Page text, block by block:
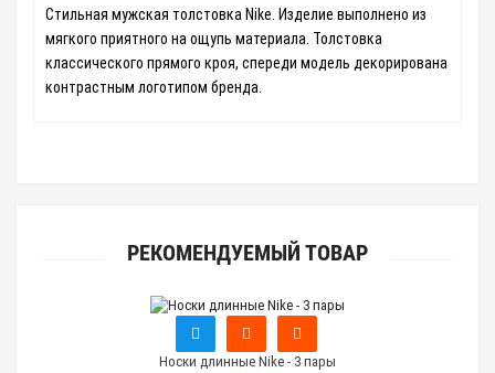
Стильная мужская толстовка Nike . Изделие выполнено из
мягкого приятного на ощупь материала. Толстовка
классического прямого кроя, спереди модель декорирована
контрастным логотипом бренда.
РЕКОМЕНДУЕМЫЙ ТОВАР
Носки длинные Nike - 3 пары